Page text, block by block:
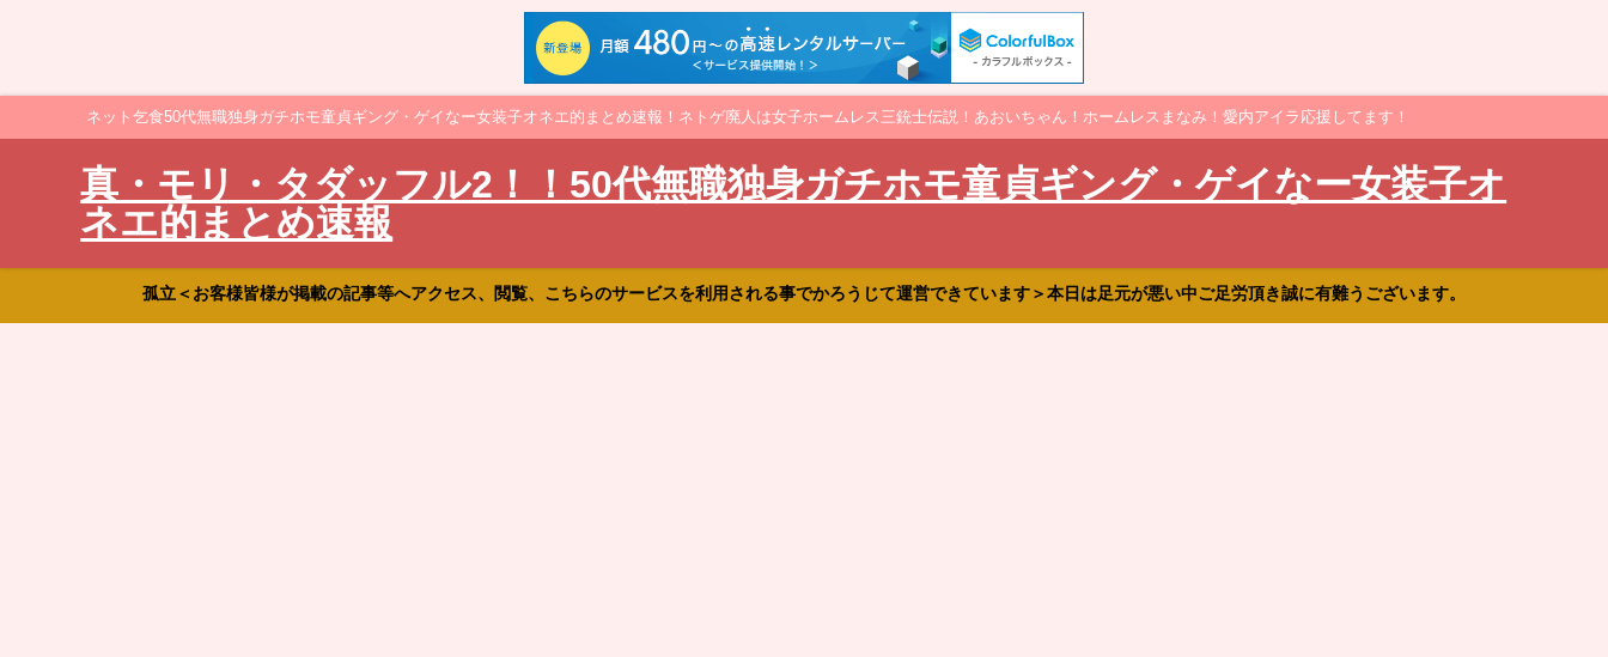
ネット乞食50代無職独身ガチホモ童貞ギング・ゲイなー女装子オネエ的まとめ速報！ネトゲ廃人は女子ホームレス三銃士伝説！あおいちゃん！ホームレスまなみ！愛内アイラ応援してます！
真・モリ・タダッフル2！！50代無職独身ガチホモ童貞ギング・ゲイなー女装子オ
ネエ的まとめ速報
孤立＜お客様皆様が掲載の記事等へアクセス、閲覧、こちらのサービスを利用される事でかろうじて運営できています＞本日は足元が悪い中ご足労頂き誠に有難うございます。